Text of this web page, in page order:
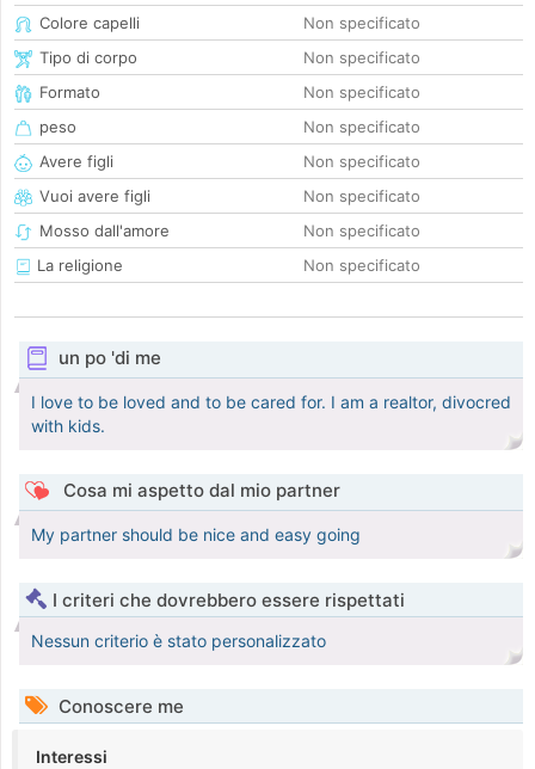
Colore capelli
Non specificato
Tipo di corpo
Non specificato
Formato
Non specificato
peso
Non specificato
Avere figli
Non specificato
Vuoi avere figli
Non specificato
Mosso dall'amore
Non specificato
La religione
Non specificato
un po 'di me
I love to be loved and to be cared for. I am a realtor, divocred
with kids.
Cosa mi aspetto dal mio partner
My partner should be nice and easy going
I criteri che dovrebbero essere rispettati
Nessun criterio è stato personalizzato
Conoscere me
Interessi